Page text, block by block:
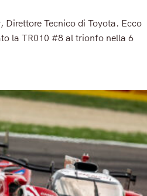
Tecnico di Toyota. Ecco
la TR010 #8 al trionfo nella 6